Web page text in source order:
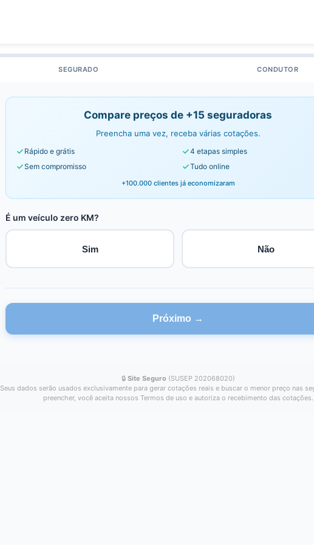
SEGURADO CONDUTOR
Compare preços de +15 seguradoras
Preencha uma vez, receba várias cotações.
Rápido e grátis
4 etapas simples
Sem compromisso
Tudo online
+100.000 clientes já economizaram
É um veículo zero KM?
Sim Não
Próximo →
🔒 Site Seguro (SUSEP 202068020)
Seus dados serão usados exclusivamente para gerar cotações reais e buscar o menor preço nas
preencher, você aceita nossos Termos de uso e autoriza o recebimento das cotações.